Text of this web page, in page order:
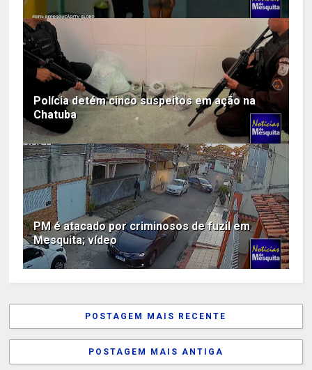
Polícia detém cinco suspeitos em ação na
Chatuba
PM é atacado por criminosos de fuzil em
Mesquita; vídeo
POSTAGEM MAIS RECENTE
POSTAGEM MAIS ANTIGA